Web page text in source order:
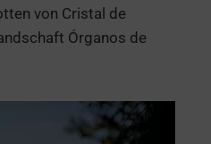
von Cristal de
Órganos de